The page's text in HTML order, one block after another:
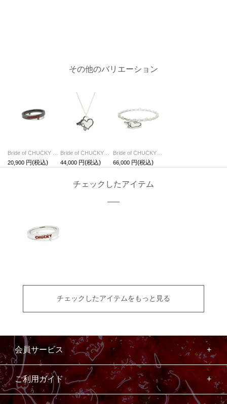
その他のバリエーション
20,900
Bride of CHUCKY(チャッキー) ハートネックレス
44,000
Bride of CHUCKY(チャッキー) ハート ブレスレット
66,000
チェックしたアイテム
チェックしたアイテムをもっと見る
会員サービス
ご利用ガイド